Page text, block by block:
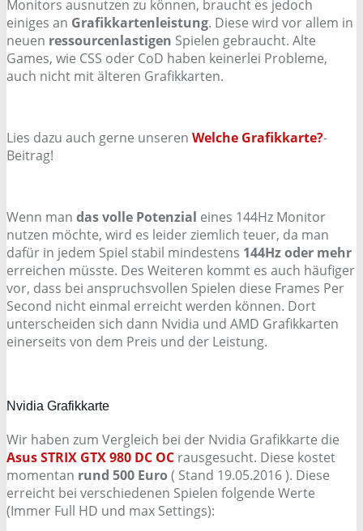
Monitors ausnutzen zu können, braucht es jedoch
einiges an Grafikkartenleistung. Diese wird vor allem in
neuen ressourcenlastigen Spielen gebraucht. Alte
Games, wie CSS oder CoD haben keinerlei Probleme,
auch nicht mit älteren Grafikkarten.
Lies dazu auch gerne unseren Welche Grafikkarte?-
Beitrag!
Wenn man das volle Potenzial eines 144Hz Monitor
nutzen möchte, wird es leider ziemlich teuer, da man
dafür in jedem Spiel stabil mindestens 144Hz oder mehr
erreichen müsste. Des Weiteren kommt es auch häufiger
vor, dass bei anspruchsvollen Spielen diese Frames Per
Second nicht einmal erreicht werden können. Dort
unterscheiden sich dann Nvidia und AMD Grafikkarten
einerseits von dem Preis und der Leistung.
Nvidia Grafikkarte
Wir haben zum Vergleich bei der Nvidia Grafikkarte die
Asus STRIX GTX 980 DC OC rausgesucht. Diese kostet
momentan rund 500 Euro( Stand 19.05.2016 ). Diese
erreicht bei verschiedenen Spielen folgende Werte
(Immer Full HD und max Settings):